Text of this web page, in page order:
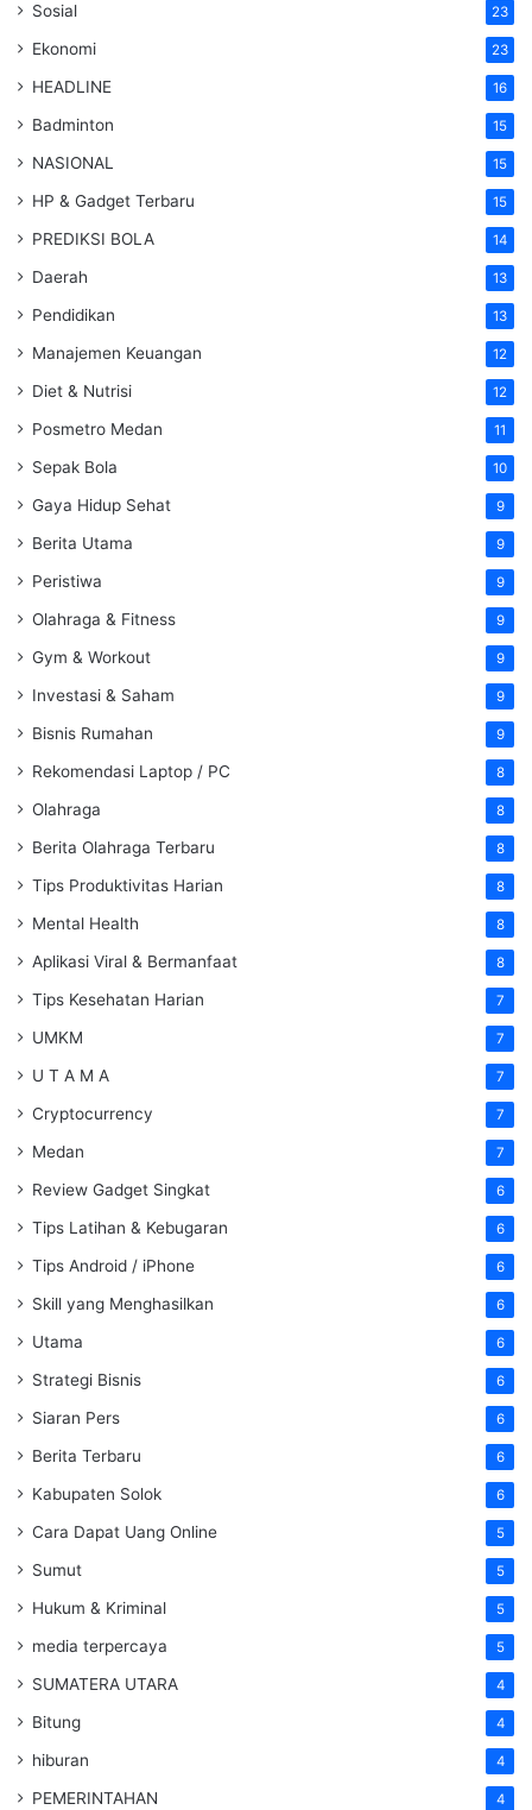
Sosial 23
Ekonomi 23
HEADLINE 16
Badminton 15
NASIONAL 15
HP & Gadget Terbaru 15
PREDIKSI BOLA 14
Daerah 13
Pendidikan 13
Manajemen Keuangan 12
Diet & Nutrisi 12
Posmetro Medan 11
Sepak Bola 10
Gaya Hidup Sehat 9
Berita Utama 9
Peristiwa 9
Olahraga & Fitness 9
Gym & Workout 9
Investasi & Saham 9
Bisnis Rumahan 9
Rekomendasi Laptop / PC 8
Olahraga 8
Berita Olahraga Terbaru 8
Tips Produktivitas Harian 8
Mental Health 8
Aplikasi Viral & Bermanfaat 8
Tips Kesehatan Harian 7
UMKM 7
U T A M A 7
Cryptocurrency 7
Medan 7
Review Gadget Singkat 6
Tips Latihan & Kebugaran 6
Tips Android / iPhone 6
Skill yang Menghasilkan 6
Utama 6
Strategi Bisnis 6
Siaran Pers 6
Berita Terbaru 6
Kabupaten Solok 6
Cara Dapat Uang Online 5
Sumut 5
Hukum & Kriminal 5
media terpercaya 5
SUMATERA UTARA 4
Bitung 4
hiburan 4
PEMERINTAHAN 4